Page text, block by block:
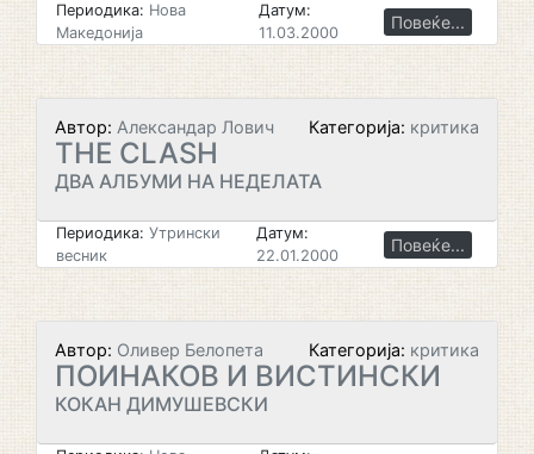
Периодика: Нова
Македонија
Датум:
11.03.2000
Повеќе...
Автор: Александар Лович Категорија: критика
THE CLASH
ДВА АЛБУМИ НА НЕДЕЛАТА
Периодика: Утрински
весник
Датум:
22.01.2000
Повеќе...
Автор: Оливер Белопета Категорија: критика
ПОИНАКОВ И ВИСТИНСКИ
КОКАН ДИМУШЕВСКИ